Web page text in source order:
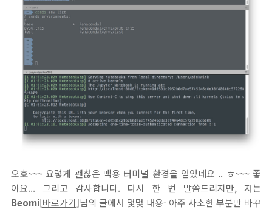
오호~~~ 요렇게 괜찮은 맥용 터미널 환경을 얻었네요 .. ㅎ~~~ 좋
아요... 그리고 감사합니다. 다시 한 번 말씀드리지만, 저는
Beomi[바로가기]님의 글에서 몇몇 내용- 아주 사소한 부분만 바꾸